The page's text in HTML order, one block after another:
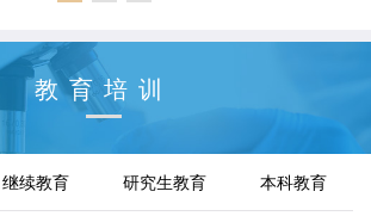
教育培训
继续教育 研究生教育 本科教育